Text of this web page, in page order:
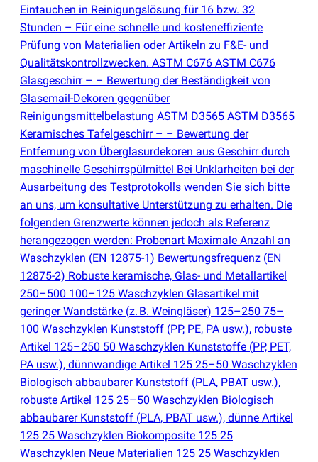
Eintauchen in Reinigungslösung für 16 bzw. 32
Stunden – Für eine schnelle und kosteneffiziente
Prüfung von Materialien oder Artikeln zu F&E- und
Qualitätskontrollzwecken. ASTM C676 ASTM C676
Glasgeschirr – – Bewertung der Beständigkeit von
Glasemail-Dekoren gegenüber
Reinigungsmittelbelastung ASTM D3565 ASTM D3565
Keramisches Tafelgeschirr – – Bewertung der
Entfernung von Überglasurdekoren aus Geschirr durch
maschinelle Geschirrspülmittel Bei Unklarheiten bei der
Ausarbeitung des Testprotokolls wenden Sie sich bitte
an uns, um konsultative Unterstützung zu erhalten. Die
folgenden Grenzwerte können jedoch als Referenz
herangezogen werden: Probenart Maximale Anzahl an
Waschzyklen (EN 12875-1) Bewertungsfrequenz (EN
12875-2) Robuste keramische, Glas- und Metallartikel
250–500 100–125 Waschzyklen Glasartikel mit
geringer Wandstärke (z. B. Weingläser) 125–250 75–
100 Waschzyklen Kunststoff (PP, PE, PA usw.), robuste
Artikel 125–250 50 Waschzyklen Kunststoffe (PP, PET,
PA usw.), dünnwandige Artikel 125 25–50 Waschzyklen
Biologisch abbaubarer Kunststoff (PLA, PBAT usw.),
robuste Artikel 125 25–50 Waschzyklen Biologisch
abbaubarer Kunststoff (PLA, PBAT usw.), dünne Artikel
125 25 Waschzyklen Biokomposite 125 25
Waschzyklen Neue Materialien 125 25 Waschzyklen